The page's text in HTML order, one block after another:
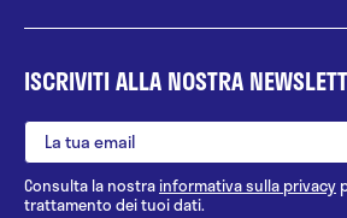
ISCRIVITI ALLA NOSTRA
Consulta la nostrainformativa sulla privacy
trattamento dei tuoi dati.